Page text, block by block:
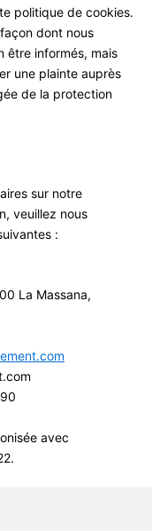
politique de cookies.
dont nous
être informés, mais
une plainte auprès
de la protection
sur notre
veuillez nous
:
La Massana,
avec